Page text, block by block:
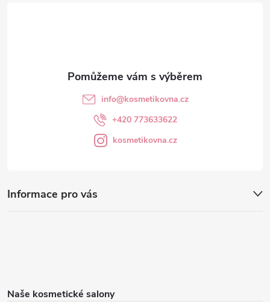
Informace pro vás
Naše kosmetické salony
info@kosmetikovna.cz
+420 773633622
kosmetikovna.cz